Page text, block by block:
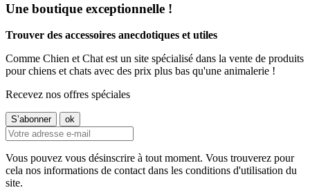
Une boutique exceptionnelle !
Trouver des accessoires anecdotiques et utiles
Comme Chien et Chat est un site spécialisé dans la vente de produits
pour chiens et chats avec des prix plus bas qu'une animalerie !
Recevez nos offres spéciales
Vous pouvez vous désinscrire à tout moment. Vous trouverez pour
cela nos informations de contact dans les conditions d'utilisation du
site.